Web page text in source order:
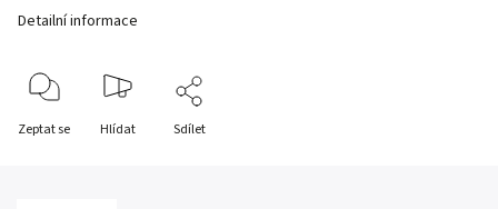
Detailní informace
Zeptat se Hlídat Sdílet